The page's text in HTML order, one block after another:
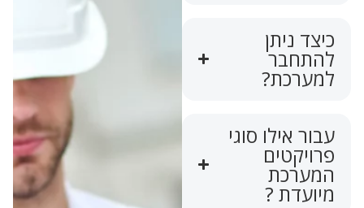
כיצד ניתן
להתחבר
למערכת?
עבור אילו סוגי
פרויקטים
המערכת
מיועדת ?